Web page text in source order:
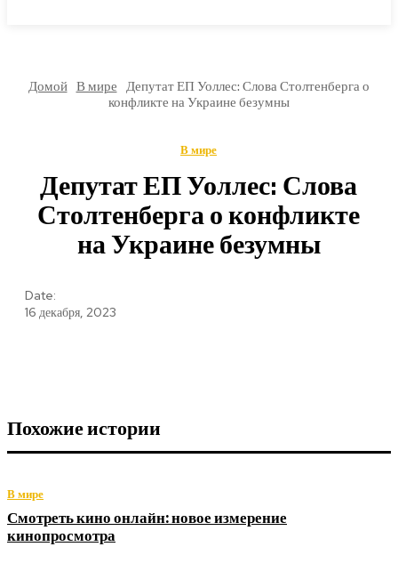
Домой В мире
Депутат ЕП Уоллес: Слова Столтенберга о
конфликте на Украине безумны
В мире
Депутат ЕП Уоллес: Слова
Столтенберга о конфликте
на Украине безумны
Date:
16 декабря, 2023
Похожие истории
В мире
Смотреть кино онлайн: новое измерение
кинопросмотра